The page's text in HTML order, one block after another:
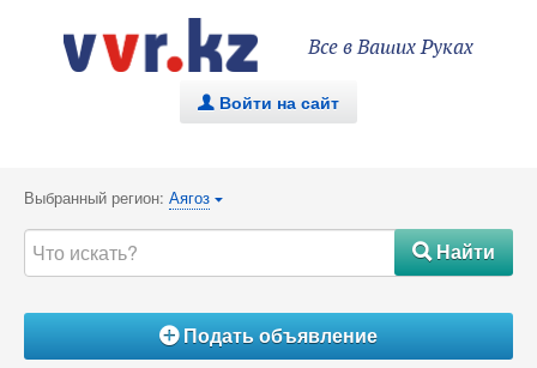
Все в Ваших Руках
. Войти на сайт
Выбранный регион: Аягоз {
#Найти
ÁПодать объявление